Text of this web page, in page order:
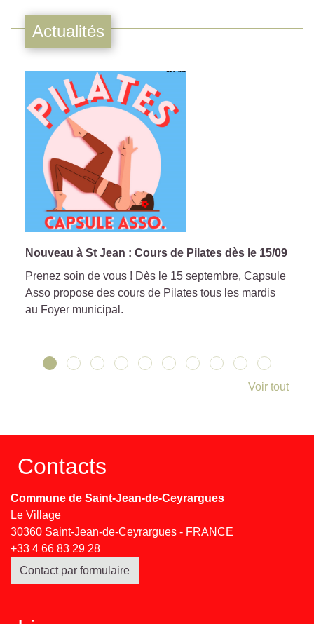
Actualités
Nouveau à St Jean : Cours de Pilates dès le 15/09
Prenez soin de vous ! Dès le 15 septembre, Capsule
Asso propose des cours de Pilates tous les mardis
au Foyer municipal.
Voir tout
Contacts
Commune de Saint-Jean-de-Ceyrargues
Le Village
30360 Saint-Jean-de-Ceyrargues - FRANCE
+33 4 66 83 29 28
Contact par formulaire